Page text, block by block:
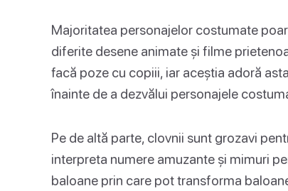
Majoritatea personajelor costumate
diferite desene animate și filme
facă poze cu copiii, iar aceștia adoră
înainte de a dezvălui personajele
Pe de altă parte, clovnii sunt grozavi
interpreta numere amuzante și mimuri
baloane prin care pot transforma